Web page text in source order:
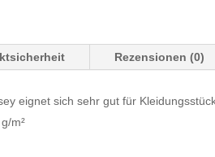
Rezensionen (0)
eignet sich sehr gut für
m²